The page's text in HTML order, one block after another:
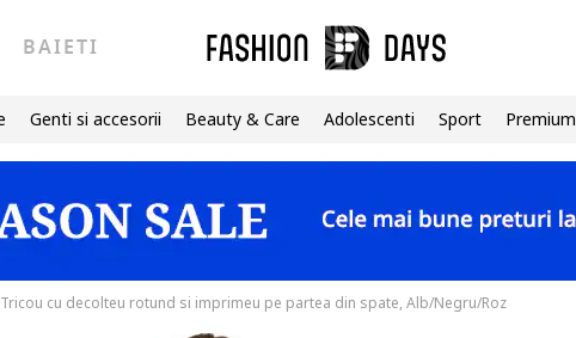
BAIETI
Genti si accesorii Beauty & Care Adolescenti Sport Premium
Tricou cu decolteu rotund si imprimeu pe partea din spate, Alb/Negru/Roz